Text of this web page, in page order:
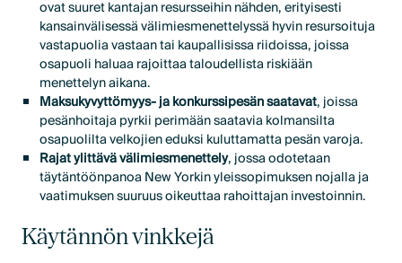
ovat suuret kantajan resursseihin nähden, erityisesti
kansainvälisessä välimiesmenettelyssä hyvin resursoituja
vastapuolia vastaan tai kaupallisissa riidoissa, joissa
osapuoli haluaa rajoittaa taloudellista riskiään
menettelyn aikana.
Maksukyvyttömyys- ja konkurssipesän saatavat, joissa
pesänhoitaja pyrkii perimään saatavia kolmansilta
osapuolilta velkojien eduksi kuluttamatta pesän varoja.
Rajat ylittävä välimiesmenettely, jossa odotetaan
täytäntöönpanoa New Yorkin yleissopimuksen nojalla ja
vaatimuksen suuruus oikeuttaa rahoittajan investoinnin.
Käytännön vinkkejä